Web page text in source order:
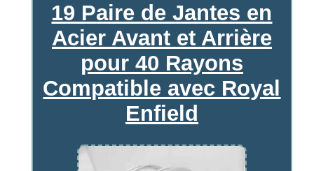
19 Paire de Jantes en
Acier Avant et Arrière
pour 40 Rayons
Compatible avec Royal
Enfield